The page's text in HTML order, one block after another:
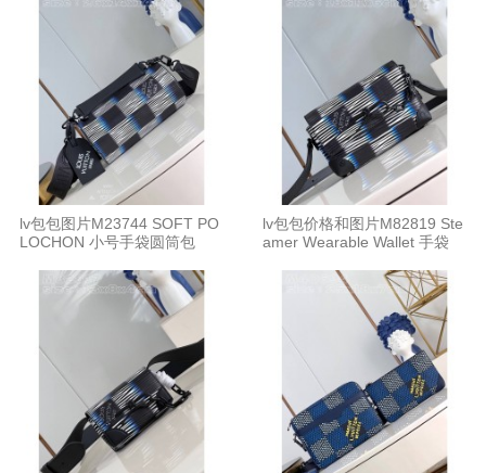
lv包包图片M23744 SOFT PO
LOCHON 小号手袋圆筒包
lv包包价格和图片M82819 Ste
amer Wearable Wallet 手袋